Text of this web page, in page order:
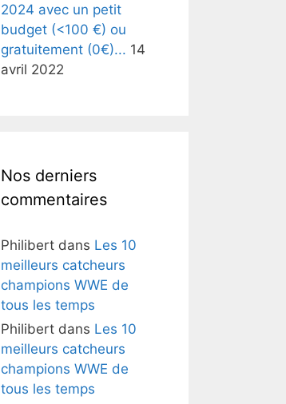
2024 avec un petit
budget (<100 €) ou
gratuitement (0€)... 14
avril 2022
Nos derniers
commentaires
Philibert dans Les 10
meilleurs catcheurs
champions WWE de
tous les temps
Philibert dans Les 10
meilleurs catcheurs
champions WWE de
tous les temps